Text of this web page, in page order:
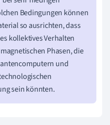
Bedingungen können
so ausrichten, dass
kollektives Verhalten
Phasen, die
und
sein könnten.